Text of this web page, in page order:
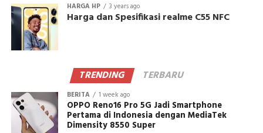
HARGA HP 3 years ago
Harga dan Spesifikasi realme C55 NFC
TRENDING TERBARU
BERITA 1 week ago
OPPO Reno16 Pro 5G Jadi Smartphone
Pertama di Indonesia dengan MediaTek
Dimensity 8550 Super